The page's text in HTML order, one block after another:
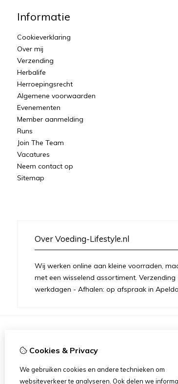
Informatie
Cookieverklaring
Over mij
Verzending
Herbalife
Herroepingsrecht
Algemene voorwaarden
Evenementen
Member aanmelding
Runs
Join The Team
Vacatures
Neem contact op
Sitemap
Over Voeding-Lifestyle.nl
Wij werken online aan kleine voorraden,
met een wisselend assortiment. Verzending
werkdagen - Afhalen: op afspraak in
Informatie
Herbalife
Member aanmelding
Cookies & Privacy
We gebruiken cookies en andere technieken om
websiteverkeer te analyseren. Ook delen we